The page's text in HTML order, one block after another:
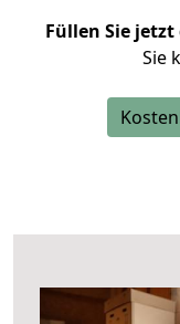
Füllen Sie
Sie